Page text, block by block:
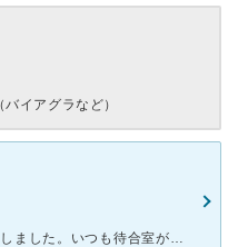
イアグラなど）
膀胱炎の症状で市販薬が効かず受診しました。いつも待合室が満席状態です。予約をしているのに一時間待ったあと、わりとすぐに予約なしの方が呼ばれていてシステムがよくわかりません。男女で待合室がわかれてますが